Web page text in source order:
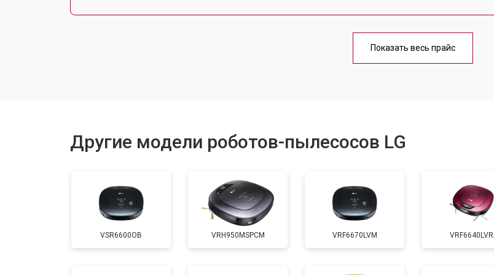
от 60 мин
Показать весь прайс
Другие модели роботов-пылесосов LG
VSR6600OB VRH950MSPCM VRF6670LVM VRF6640LVR